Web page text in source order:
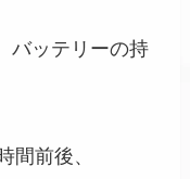
バッテリーの持
間前後、